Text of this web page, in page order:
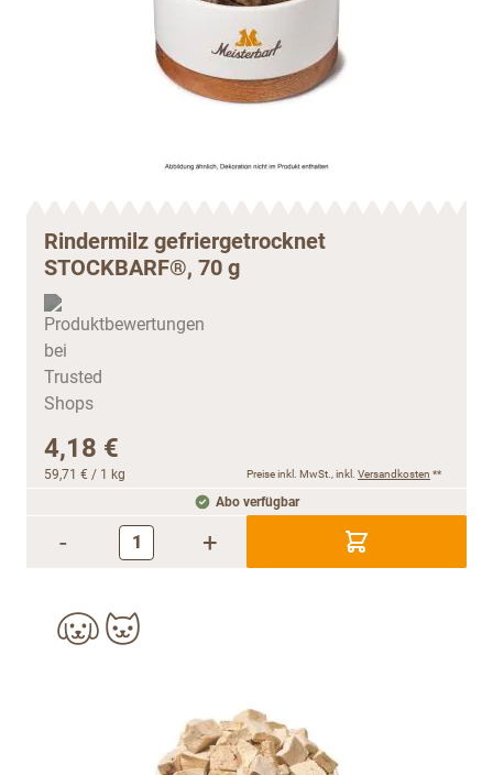
Rindermilz gefriergetrocknet
STOCKBARF®, 70 g
4,18 €
59,71 € / 1 kg Preise inkl. MwSt., inkl. Versandkosten **
Abo verfügbar
- +